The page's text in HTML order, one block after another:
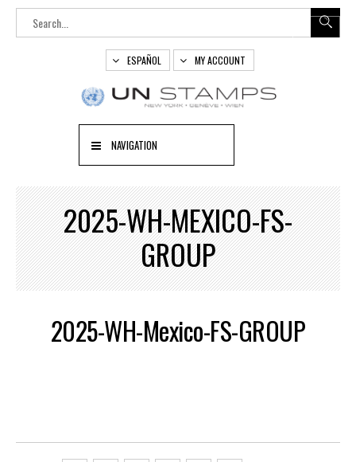
ESPAÑOL MY ACCOUNT
NAVIGATION
2025-WH-MEXICO-FS-
GROUP
2025-WH-Mexico-FS-GROUP